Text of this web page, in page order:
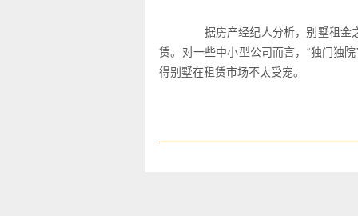
据房产经纪人分析，别墅租金之
赁。对一些中小型公司而言，“独门独
得别墅在租赁市场不太受宠。